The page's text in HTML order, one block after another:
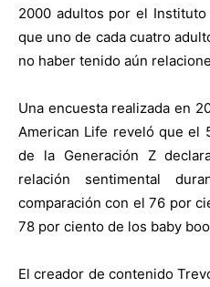
2000 adultos por el
que uno de cada cuatro
no haber tenido aún
Una encuesta realizada en
American Life reveló que el
de la Generación Z
relación sentimental
comparación con el 76 por
78 por ciento de los baby
El creador de contenido